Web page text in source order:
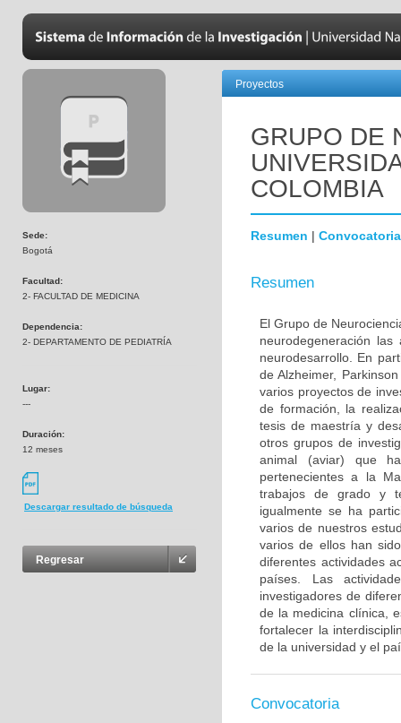
Sede:
Bogotá
Facultad:
2- FACULTAD DE MEDICINA
Dependencia:
2- DEPARTAMENTO DE PEDIATRÍA
Lugar:
---
Duración:
12 meses
Descargar resultado de búsqueda
Regresar
Proyectos
GRUPO DE
COLOMBIA
Resumen | Convocatoria
Resumen
El Grupo de
neurodegeneración
neurodesarrollo. En
de Alzheimer,
varios proyectos de
de formación, la
tesis de maestría y
otros grupos de
animal (aviar) que
pertenecientes a la
trabajos de grado y
igualmente se ha
varios de nuestros
varios de ellos han
diferentes actividades
países. Las
investigadores de
de la medicina clínica,
fortalecer la
de la universidad y el
Convocatoria